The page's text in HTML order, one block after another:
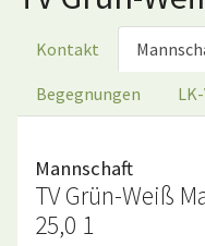
Kontakt
Begegnungen
Mannschaft
TV Grün-Weiß
25,0 1